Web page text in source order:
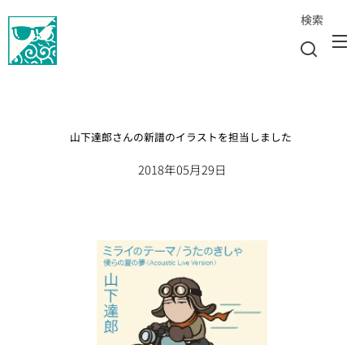
検索
山下達郎さんの新譜のイラストを担当しました
2018年05月29日